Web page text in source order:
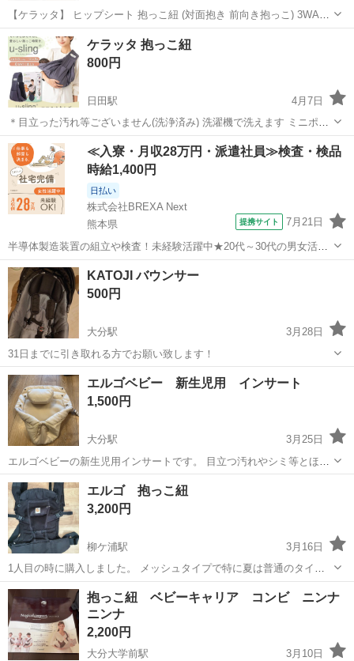
【ケラッタ】 ヒップシート 抱っこ紐 (対面抱き 前向き抱っこ) 3WAY
ベビーキャリア ウエストキャリー分離可 推奨耐荷重 15kg 4、5回使用
したのみで、使用間はほとんどありません。
大分 速見郡 日出駅 ベビー用品
ケラッタ 抱っこ紐
800円
日田駅
4月7日
＊目立った汚れ等ございません(洗浄済み) 洗濯機で洗えます ミニポケ
ット付き ご理解ある方のみよろしくお願いします。 気になる事があれ
ば気軽にコメント下さい。
大分 日田市 日田駅 ベビー用品 ケラッタ
≪入寮・月収28万円・派遣社員≫検査・検品
時給1,400円
日払い
株式会社BREXA Next
熊本県
提携サイト 7月21日
半導体製造装置の組立や検査！未経験活躍中★20代～30代の男女活躍
中★ワンルーム寮完備！赴任旅費会社負担！マイカー通勤OK！無料駐
車場あり！正社員登用あり！《熊本県菊池郡大津町》 人気の工場のお
仕事 ◇半導体製造装置の組立...
熊本 その他
KATOJI バウンサー
500円
大分駅
3月28日
31日までに引き取れる方でお願い致します！
大分 大分市 大分駅 ベビー用品 KATOJI
エルゴベビー 新生児用 インサート
1,500円
大分駅
3月25日
エルゴベビーの新生児用インサートです。 目立つ汚れやシミ等とほと
んど無く、外観綺麗です。
大分 大分市 大分駅 ベビー用品
エルゴ 抱っこ紐
3,200円
柳ケ浦駅
3月16日
1人目の時に購入しました。 メッシュタイプで特に夏は普通のタイプ
より蒸れが少ないです☆ お出かけはもちろんちょこっと買い物するの
にも便利で重宝します☆ タグは邪魔になり切ってしまいましたがまだ
まだ綺麗だと思います。
大分 宇佐市 柳ケ浦駅 ベビー用品 エルゴ
抱っこ紐 ベビーキャリア コンビ ニンナ
ニンナ
2,200円
大分大学前駅
3月10日